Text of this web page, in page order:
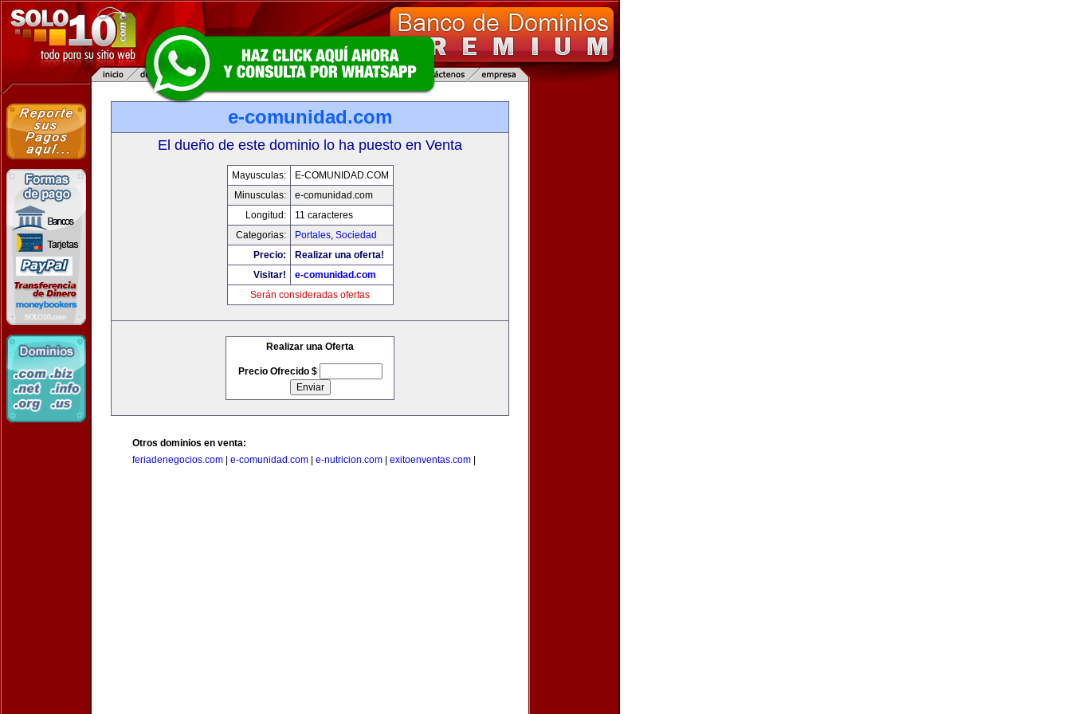
e-comunidad.com
El dueño de este dominio lo ha puesto en Venta
Mayusculas:
E-COMUNIDAD.COM
Minusculas:
e-comunidad.com
Longitud:
11 caracteres
Categorias:
Portales, Sociedad
Precio:
Realizar una oferta!
Visitar!
e-comunidad.com
Serán consideradas ofertas
Realizar una Oferta
Precio Ofrecido $
Otros dominios en venta:
feriadenegocios.com
e-comunidad.com e-nutricion.com exitoenventas.com